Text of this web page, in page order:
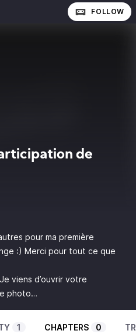
FOLLOW
de
pour ma première
:) Merci pour tout ce que
viens d’ouvrir votre
photo…
1 CHAPTERS 0